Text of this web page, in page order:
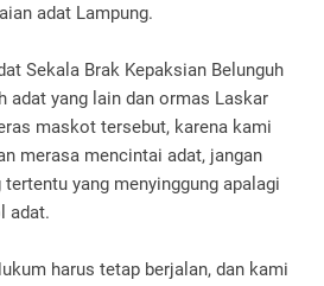
adat Lampung.
Sekala Brak Kepaksian Belunguh
adat yang lain dan ormas Laskar
maskot tersebut, karena kami
merasa mencintai adat, jangan
yang menyinggung apalagi
adat.
harus tetap berjalan, dan kami